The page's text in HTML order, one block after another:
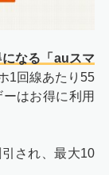
なる「auスマ
1回線あたり55
はお得に利用
され、最大10